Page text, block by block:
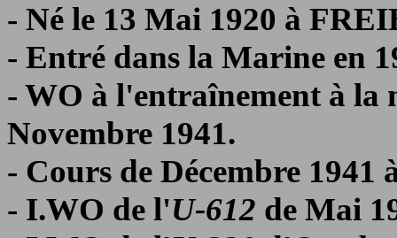
- Né le 13 Mai 1920 à
- Entré dans la Marine en
- WO à l'entraînement à la
Novembre 1941.
- Cours de Décembre 1941
- I.WO de l'U-612 de Mai